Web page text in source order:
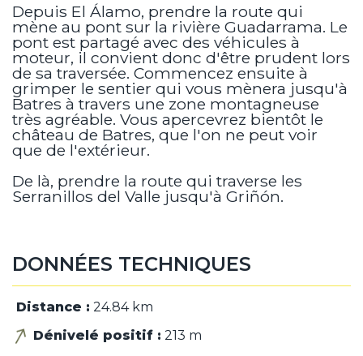
Depuis El Álamo, prendre la route qui
mène au pont sur la rivière Guadarrama. Le
pont est partagé avec des véhicules à
moteur, il convient donc d'être prudent lors
de sa traversée. Commencez ensuite à
grimper le sentier qui vous mènera jusqu'à
Batres à travers une zone montagneuse
très agréable. Vous apercevrez bientôt le
château de Batres, que l'on ne peut voir
que de l'extérieur.
De là, prendre la route qui traverse les
Serranillos del Valle jusqu'à Griñón.
DONNÉES TECHNIQUES
Distance : 24.84 km
Dénivelé positif : 213 m